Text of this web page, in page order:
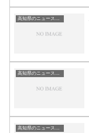
高知県のニュース一覧
高知県のニュース一覧
高知県のニュース一覧